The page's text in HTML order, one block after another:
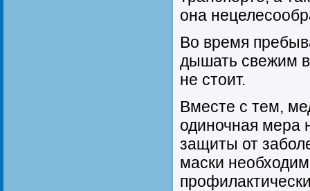
она
Во время
дышать свежим
не стоит.
Вместе с тем,
одиночная мера
защиты от
маски